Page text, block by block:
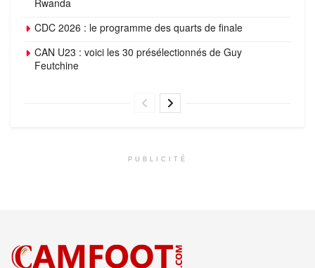
CDC 2026 : le programme des quarts de finale
CAN U23 : voici les 30 présélectionnés de Guy
Feutchine
PUBLICITÉ